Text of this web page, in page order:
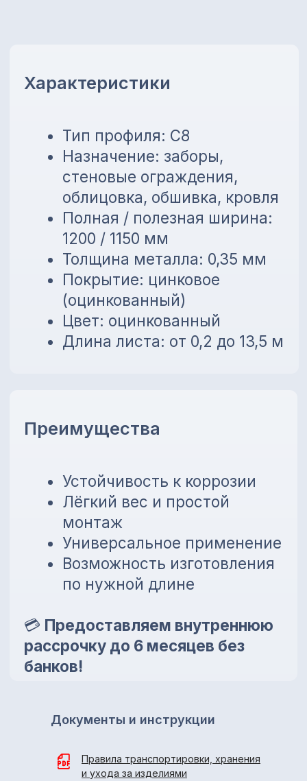
монтаж
Универсальное применение
Возможность изготовления
по нужной длине
Предоставляем внутреннюю
рассрочку до 6 месяцев без
Правила транспортировки, хранения
и ухода за изделиями
Документы и инструкции